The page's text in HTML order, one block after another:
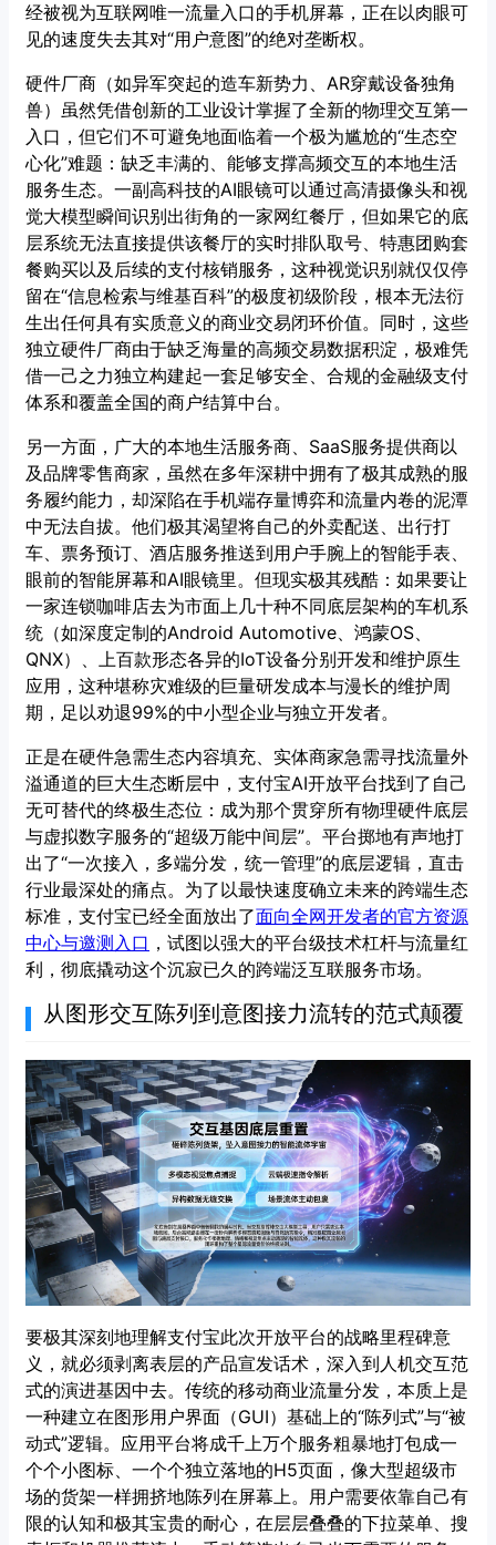
经被视为互联网唯一流量入口的手机屏幕，正在以肉眼可
见的速度失去其对“用户意图”的绝对垄断权。
硬件厂商（如异军突起的造车新势力、AR穿戴设备独角
兽）虽然凭借创新的工业设计掌握了全新的物理交互第一
入口，但它们不可避免地面临着一个极为尴尬的“生态空
心化”难题：缺乏丰满的、能够支撑高频交互的本地生活
服务生态。一副高科技的AI眼镜可以通过高清摄像头和视
觉大模型瞬间识别出街角的一家网红餐厅，但如果它的底
层系统无法直接提供该餐厅的实时排队取号、特惠团购套
餐购买以及后续的支付核销服务，这种视觉识别就仅仅停
留在“信息检索与维基百科”的极度初级阶段，根本无法衍
生出任何具有实质意义的商业交易闭环价值。同时，这些
独立硬件厂商由于缺乏海量的高频交易数据积淀，极难凭
借一己之力独立构建起一套足够安全、合规的金融级支付
体系和覆盖全国的商户结算中台。
另一方面，广大的本地生活服务商、SaaS服务提供商以
及品牌零售商家，虽然在多年深耕中拥有了极其成熟的服
务履约能力，却深陷在手机端存量博弈和流量内卷的泥潭
中无法自拔。他们极其渴望将自己的外卖配送、出行打
车、票务预订、酒店服务推送到用户手腕上的智能手表、
眼前的智能屏幕和AI眼镜里。但现实极其残酷：如果要让
一家连锁咖啡店去为市面上几十种不同底层架构的车机系
统（如深度定制的Android Automotive、鸿蒙OS、
QNX）、上百款形态各异的IoT设备分别开发和维护原生
应用，这种堪称灾难级的巨量研发成本与漫长的维护周
期，足以劝退99%的中小型企业与独立开发者。
正是在硬件急需生态内容填充、实体商家急需寻找流量外
溢通道的巨大生态断层中，支付宝AI开放平台找到了自己
无可替代的终极生态位：成为那个贯穿所有物理硬件底层
与虚拟数字服务的“超级万能中间层”。平台掷地有声地打
出了“一次接入，多端分发，统一管理”的底层逻辑，直击
行业最深处的痛点。为了以最快速度确立未来的跨端生态
标准，支付宝已经全面放出了面向全网开发者的官方资源
中心与邀测入口 ，试图以强大的平台级技术杠杆与流量红
利，彻底撬动这个沉寂已久的跨端泛互联服务市场。
从图形交互陈列到意图接力流转的范式颠覆
要极其深刻地理解支付宝此次开放平台的战略里程碑意
义，就必须剥离表层的产品宣发话术，深入到人机交互范
式的演进基因中去。传统的移动商业流量分发，本质上是
一种建立在图形用户界面（GUI）基础上的“陈列式”与“被
动式”逻辑。应用平台将成千上万个服务粗暴地打包成一
个个小图标、一个个独立落地的H5页面，像大型超级市
场的货架一样拥挤地陈列在屏幕上。用户需要依靠自己有
限的认知和极其宝贵的耐心，在层层叠叠的下拉菜单、搜